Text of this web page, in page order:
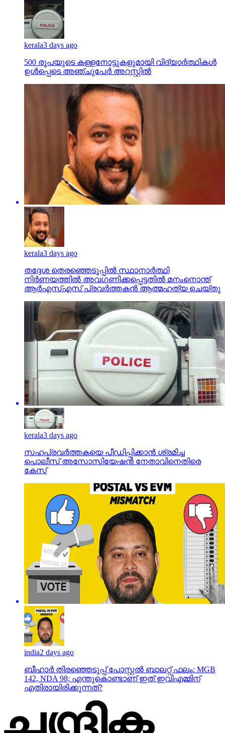
kerala3 days ago
500 രൂപയുടെ കള്ളനോട്ടുകളുമായി വിദ്യാര്‍ത്ഥികള്‍
ഉള്‍പ്പെടെ അഞ്ചുപേര്‍ അറസ്റ്റില്‍
kerala3 days ago
തദ്ദേശ തെരഞ്ഞെടുപ്പില്‍ സ്ഥാനാര്‍ത്ഥി
നിര്‍ണയത്തില്‍ അവഗണിക്കപ്പെട്ടതില്‍ മനംനൊന്ത്
ആര്‍എസ്എസ് പ്രവര്‍ത്തകന്‍ ആത്മഹത്യ ചെയ്തു
kerala3 days ago
സഹപ്രവര്‍ത്തകയെ പീഡിപ്പിക്കാന്‍ ശ്രമിച്ച
പൊലീസ് അസോസിയേഷന്‍ നേതാവിനെതിരെ
കേസ്
india2 days ago
ബീഹാർ തിരഞ്ഞെടുപ്പ് പോസ്റ്റൽ ബാലറ്റ് ഫലം: MGB
142, NDA 98; എന്തുകൊണ്ടാണ് ഇത് ഇവിഎമ്മിന്
എതിരായിരിക്കുന്നത്?